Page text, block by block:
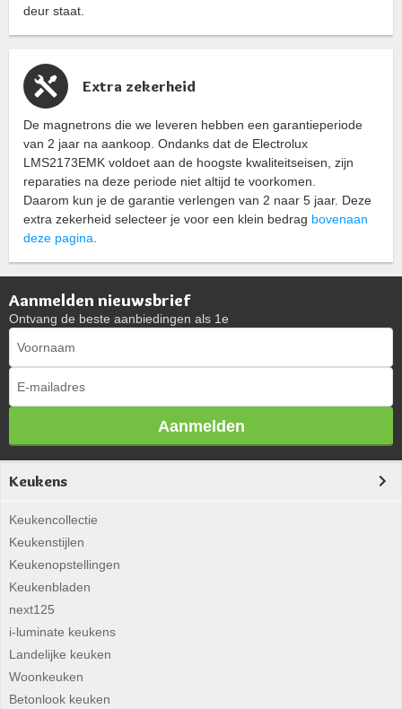
deur staat.
Extra zekerheid
De magnetrons die we leveren hebben een garantieperiode
van 2 jaar na aankoop. Ondanks dat de Electrolux
LMS2173EMK voldoet aan de hoogste kwaliteitseisen, zijn
reparaties na deze periode niet altijd te voorkomen.
Daarom kun je de garantie verlengen van 2 naar 5 jaar. Deze
extra zekerheid selecteer je voor een klein bedrag bovenaan
deze pagina
Aanmelden nieuwsbrief
Ontvang de beste aanbiedingen als 1e
Aanmelden
Keukens
Keukencollectie
Keukenstijlen
Keukenopstellingen
Keukenbladen
next125
i-luminate keukens
Landelijke keuken
Woonkeuken
Betonlook keuken